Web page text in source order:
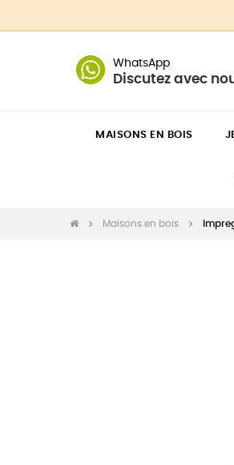
WhatsApp
Discutez avec
MAISONS EN BOIS
Maisons en bois